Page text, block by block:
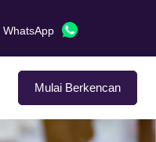
WhatsApp
Mulai Berkencan